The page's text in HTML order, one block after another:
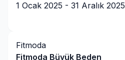
1 Ocak 2025 - 31 Aralık 2025
Fitmoda
Fitmoda Büyük Beden